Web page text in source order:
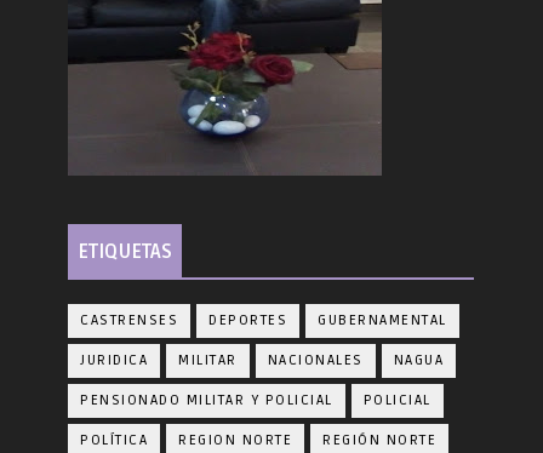
ETIQUETAS
CASTRENSES DEPORTES GUBERNAMENTAL
JURIDICA MILITAR NACIONALES NAGUA
PENSIONADO MILITAR Y POLICIAL POLICIAL
POLÍTICA REGION NORTE REGIÓN NORTE